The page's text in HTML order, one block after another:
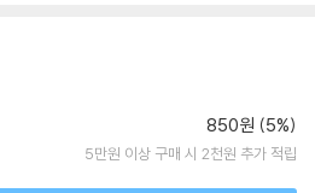
850원 (5%)
5만원 이상 구매 시 2천원 추가 적립